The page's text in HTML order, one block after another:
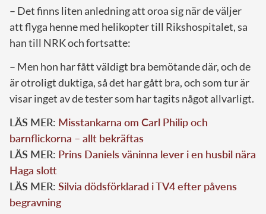
– Det finns liten anledning att oroa sig när de väljer
att flyga henne med helikopter till Rikshospitalet, sa
han till NRK och fortsatte:
– Men hon har fått väldigt bra bemötande där, och de
är otroligt duktiga, så det har gått bra, och som tur är
visar inget av de tester som har tagits något allvarligt.
LÄS MER: Misstankarna om Carl Philip och
barnflickorna – allt bekräftas
LÄS MER: Prins Daniels väninna lever i en husbil nära
Haga slott
LÄS MER: Silvia dödsförklarad i TV4 efter påvens
begravning